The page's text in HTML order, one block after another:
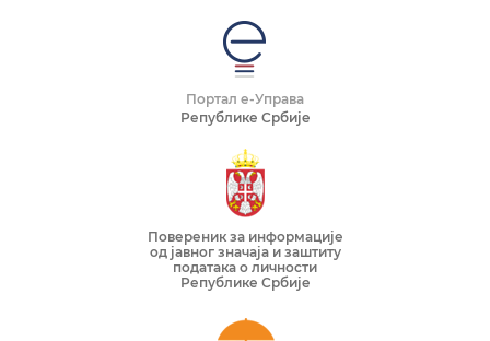
Портал е-Управа
Републике Србије
Повереник за информације
од јавног значаја и заштиту
података о личности
Републике Србије